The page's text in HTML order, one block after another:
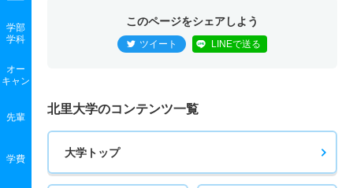
学部
学科
オー
キャン
先輩
学費
このページをシェアしよう
ツイート LINEで送る
北里大学のコンテンツ一覧
大学トップ